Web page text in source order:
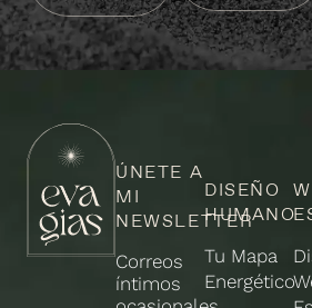
ÚNETE A
MI
NEWSLETTER
Correos
íntimos
DISEÑO
HUMANO
Tu Mapa
Energético